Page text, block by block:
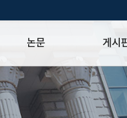
논문
학위논문제출 절차/자격
논문작성법 및 템플릿
양식함
게시
공지사항
자료실
FAQ